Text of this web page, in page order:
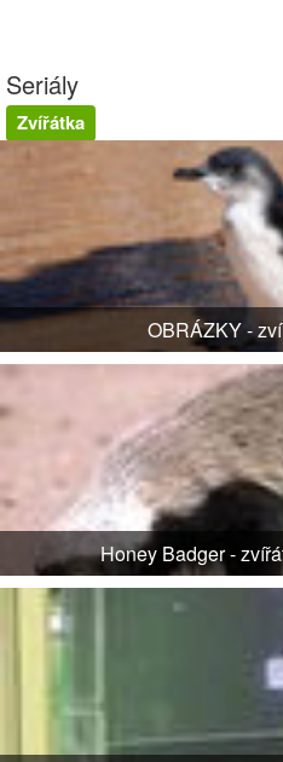
Seriály
Zvířátka
OBRÁZKY -
Honey Badger -